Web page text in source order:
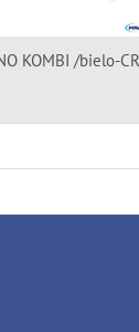
KOMBI /bielo-